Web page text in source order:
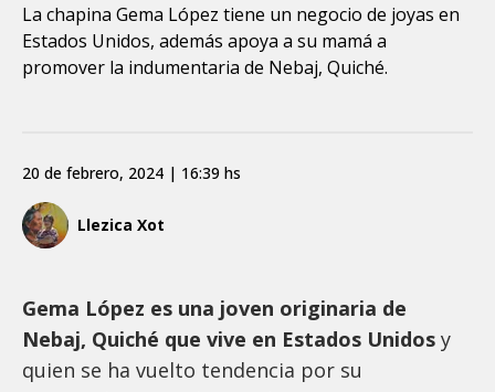
La chapina Gema López tiene un negocio de joyas en
Estados Unidos, además apoya a su mamá a
promover la indumentaria de Nebaj, Quiché.
Llezica Xot
20 de febrero, 2024 | 16:39 hs
Gema López es una joven originaria de
Nebaj, Quiché que vive en Estados Unidos y
quien se ha vuelto tendencia por su